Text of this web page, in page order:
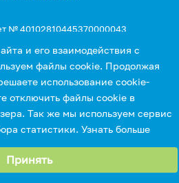
№ 40102810445370000043
(для оплаты услуг)
и его взаимодействия с
файлы cookie. Продолжая
использование cookie-
отключить файлы cookie в
Так же мы используем сервис
статистики. Узнать больше
Принять